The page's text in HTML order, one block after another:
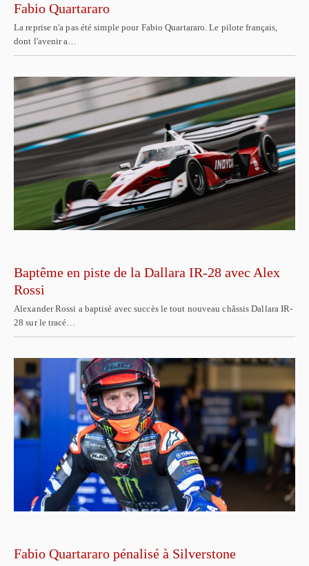
Fabio Quartararo
La reprise n'a pas été simple pour Fabio Quartararo. Le pilote français,
dont l'avenir a…
Baptême en piste de la Dallara IR-28 avec Alex
Rossi
Alexander Rossi a baptisé avec succès le tout nouveau châssis Dallara IR-
28 sur le tracé…
Fabio Quartararo pénalisé à Silverstone